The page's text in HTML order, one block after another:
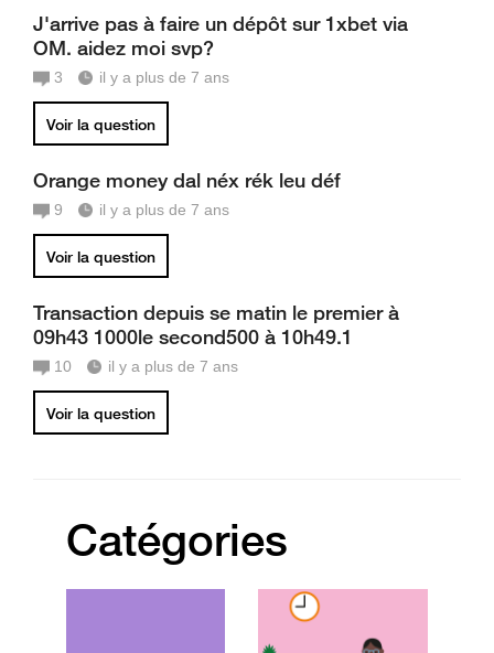
J'arrive pas à faire un dépôt sur 1xbet via
OM. aidez moi svp?
3 il y a plus de 7 ans
Voir la question
Orange money dal néx rék leu déf
9 il y a plus de 7 ans
Voir la question
Transaction depuis se matin le premier à
09h43 1000le second500 à 10h49.1
10 il y a plus de 7 ans
Voir la question
Catégories